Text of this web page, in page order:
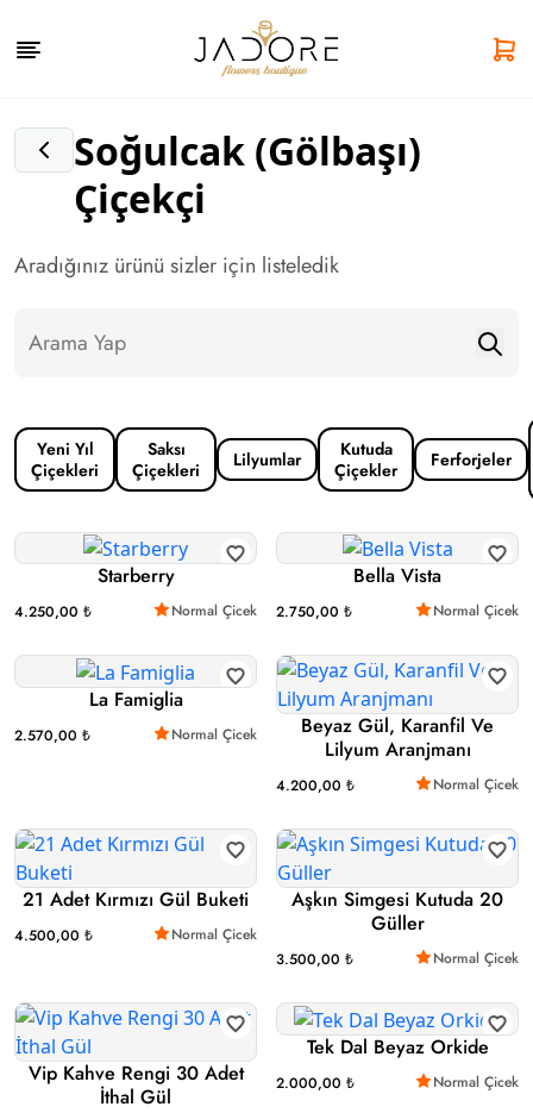
Soğulcak (Gölbaşı)
Çiçekçi
Aradığınız ürünü sizler için listeledik
Yeni Yıl
Çiçekleri
Saksı
Çiçekleri
Lilyumlar
Kutuda
Çiçekler
Ferforjeler
Starberry
4.250,00 ₺ Normal Çicek
Bella Vista
2.750,00 ₺ Normal Çicek
La Famiglia
2.570,00 ₺ Normal Çicek
Beyaz Gül, Karanfil Ve
Lilyum Aranjmanı
4.200,00 ₺ Normal Çicek
21 Adet Kırmızı Gül Buketi
4.500,00 ₺ Normal Çicek
Aşkın Simgesi Kutuda 20
Güller
3.500,00 ₺ Normal Çicek
Vip Kahve Rengi 30 Adet
İthal Gül
Tek Dal Beyaz Orkide
2.000,00 ₺ Normal Çicek